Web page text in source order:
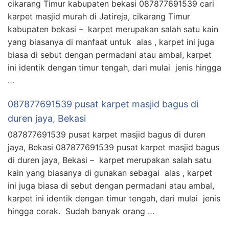
cikarang Timur kabupaten bekasi 087877691539 cari
karpet masjid murah di Jatireja, cikarang Timur
kabupaten bekasi – karpet merupakan salah satu kain
yang biasanya di manfaat untuk alas , karpet ini juga
biasa di sebut dengan permadani atau ambal, karpet
ini identik dengan timur tengah, dari mulai jenis hingga
…
087877691539 pusat karpet masjid bagus di
duren jaya, Bekasi
087877691539 pusat karpet masjid bagus di duren
jaya, Bekasi 087877691539 pusat karpet masjid bagus
di duren jaya, Bekasi – karpet merupakan salah satu
kain yang biasanya di gunakan sebagai alas , karpet
ini juga biasa di sebut dengan permadani atau ambal,
karpet ini identik dengan timur tengah, dari mulai jenis
hingga corak. Sudah banyak orang …